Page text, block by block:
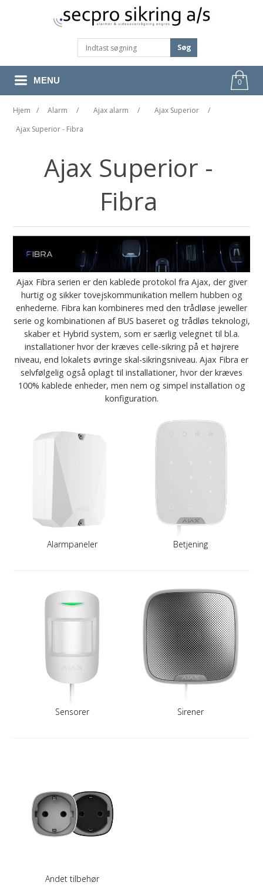
Søg
0
MENU
Hjem / Alarm / Ajax alarm / Ajax Superior
/
Ajax Superior - Fibra
Ajax Superior -
Fibra
Ajax Fibra serien er den kablede protokol fra Ajax, der giver
hurtig og sikker tovejskommunikation mellem hubben og
enhederne. Fibra kan kombineres med den trådløse jeweller
serie og kombinationen af BUS baseret og trådløs teknologi,
skaber et Hybrid system, som er særlig velegnet til bl.a.
installationer hvor der kræves celle-sikring på et højrere
niveau, end lokalets øvringe skal-sikringsniveau. Ajax Fibra er
selvfølgelig også oplagt til installationer, hvor der kræves
100% kablede enheder, men nem og simpel installation og
konfiguration.
Alarmpaneler Betjening
Sensorer Sirener
Andet tilbehør